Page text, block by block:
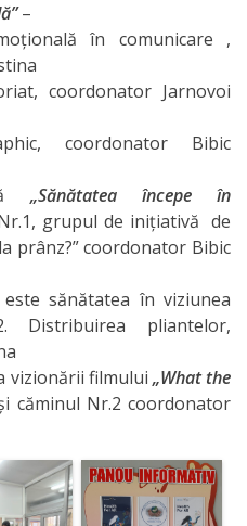
–
în comunicare ,
coordonator Jarnovoi
coordonator Bibic
„Sănătatea începe în
grupul de inițiativă de
prânz?” coordonator Bibic
sănătatea în viziunea
Distribuirea pliantelor,
vizionării filmului „What the
căminul Nr.2 coordonator